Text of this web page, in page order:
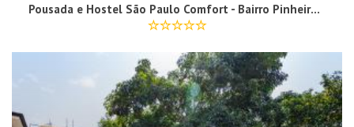
Pousada e Hostel São Paulo Comfort - Bairro Pinheiros, próximo Hospital das Clínicas e Incor, Oscar Freire, Av Paulista, Allianz, Vila Madalena e fácil acesso ao Ibirapuera e Morumbi